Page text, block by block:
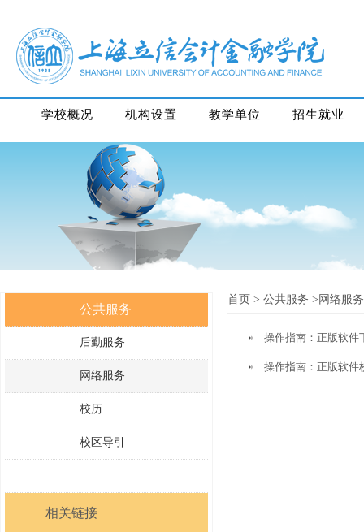
学校概况 机构设置 教学单位 招生就业
公共服务
后勤服务
网络服务
校历
校区导引
相关链接
首页 > 公共服务 >网络服务
操作指南：正版软件
操作指南：正版软件